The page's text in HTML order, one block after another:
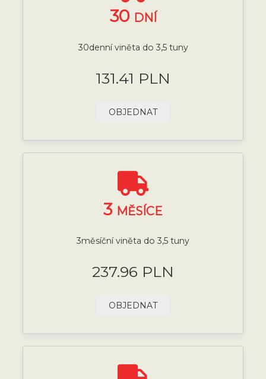
30 DNÍ
30denní viněta do 3,5 tuny
131.41 PLN
OBJEDNAT
3 MĚSÍCE
3měsíční viněta do 3,5 tuny
237.96 PLN
OBJEDNAT